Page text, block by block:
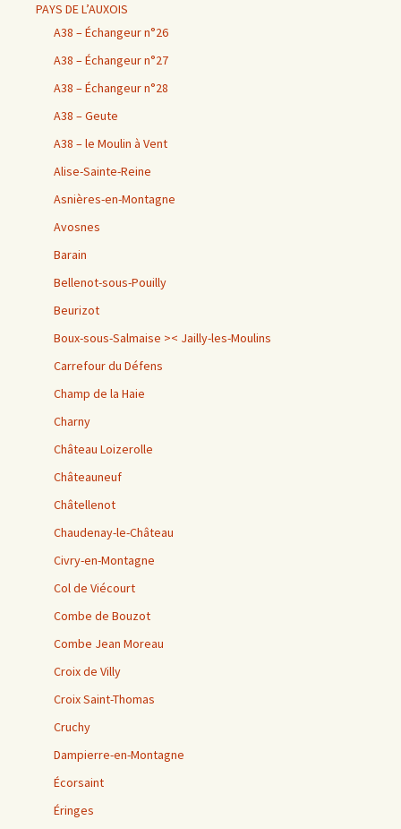
PAYS DE L’AUXOIS
A38 – Échangeur n°26
A38 – Échangeur n°27
A38 – Échangeur n°28
A38 – Geute
A38 – le Moulin à Vent
Alise-Sainte-Reine
Asnières-en-Montagne
Avosnes
Barain
Bellenot-sous-Pouilly
Beurizot
Boux-sous-Salmaise >< Jailly-les-Moulins
Carrefour du Défens
Champ de la Haie
Charny
Château Loizerolle
Châteauneuf
Châtellenot
Chaudenay-le-Château
Civry-en-Montagne
Col de Viécourt
Combe de Bouzot
Combe Jean Moreau
Croix de Villy
Croix Saint-Thomas
Cruchy
Dampierre-en-Montagne
Écorsaint
Éringes